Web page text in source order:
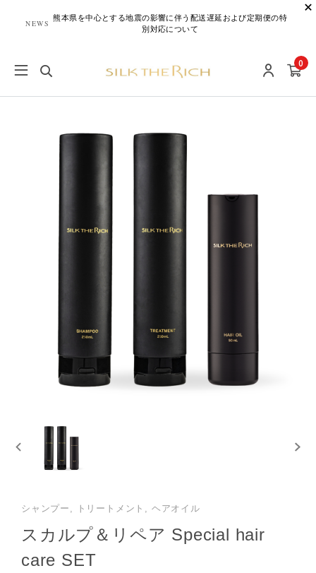
NEWS
熊本県を中心とする地震の影響に伴う配送遅延および定期便の特
別対応について
0
シャンプー, トリートメント, ヘアオイル
スカルプ＆リペア Special hair
care SET